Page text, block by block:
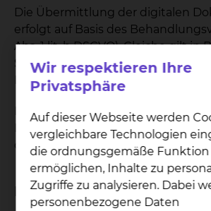
Die Übermittlung der digitalen
erfolgt auf Basis des
Abs. 1 lit. b DSGVO). Gleiche gilt in
Speicherung der Dokumenten in
Patientenakte des skbs.
Die Speicherung von digitalen
Endgeräten erfolgt in eigener
des Patienten.
Funktion: „Nachrichten“
Wir respektieren Ihre
Privatsphäre
Auf dieser Webseite werden
vergleichbare Technologien
die ordnungsgemäße Funktion
ermöglichen, Inhalte zu
Zugriffe zu analysieren. Dabei
personenbezogene Daten